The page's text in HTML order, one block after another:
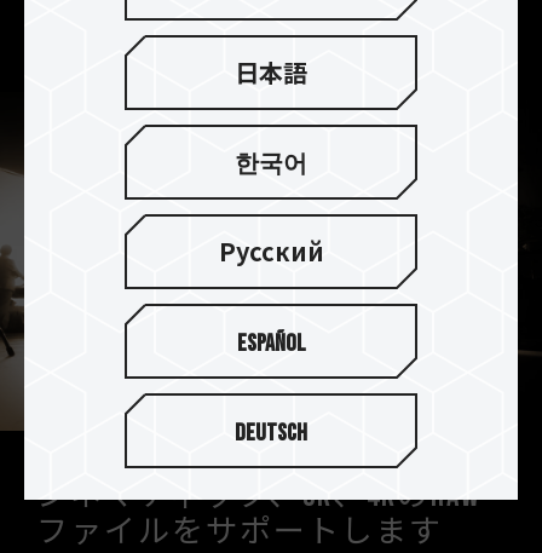
送を瞬時に、待ち時間なしで行うことができます。
シネマティック、8K、4KのRAW
ファイルをサポートします
日本語
한국어
Русский
Español
Deutsch